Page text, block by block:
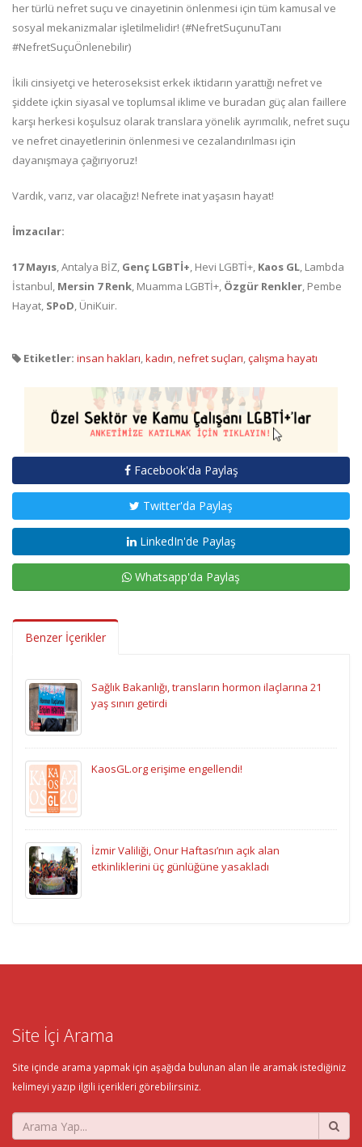
her türlü nefret suçu ve cinayetinin önlenmesi için tüm kamusal ve
sosyal mekanizmalar işletilmelidir! (#NefretSuçunuTanı
#NefretSuçuÖnlenebilir)
İkili cinsiyetçi ve heteroseksist erkek iktidarın yarattığı nefret ve
şiddete içkin siyasal ve toplumsal iklime ve buradan güç alan faillere
karşı herkesi koşulsuz olarak translara yönelik ayrımcılık, nefret suçu
ve nefret cinayetlerinin önlenmesi ve cezalandırılması için
dayanışmaya çağırıyoruz!
Vardık, varız, var olacağız! Nefrete inat yaşasın hayat!
İmzacılar:
17 Mayıs, Antalya BİZ, Genç LGBTİ+, Hevi LGBTİ+, Kaos GL, Lambda
İstanbul, Mersin 7 Renk, Muamma LGBTİ+, Özgür Renkler, Pembe
Hayat, SPoD, ÜniKuir.
Etiketler: insan hakları,kadın,nefret suçları,çalışma hayatı
Facebook'da Paylaş
Twitter'da Paylaş
LinkedIn'de Paylaş
Whatsapp'da Paylaş
Benzer İçerikler
Sağlık Bakanlığı, transların hormon ilaçlarına 21
yaş sınırı getirdi
KaosGL.org erişime engellendi!
İzmir Valiliği, Onur Haftası’nın açık alan
etkinliklerini üç günlüğüne yasakladı
Site İçi Arama
Site içinde arama yapmak için aşağıda bulunan alan ile aramak istediğiniz
kelimeyi yazıp ilgili içerikleri görebilirsiniz.